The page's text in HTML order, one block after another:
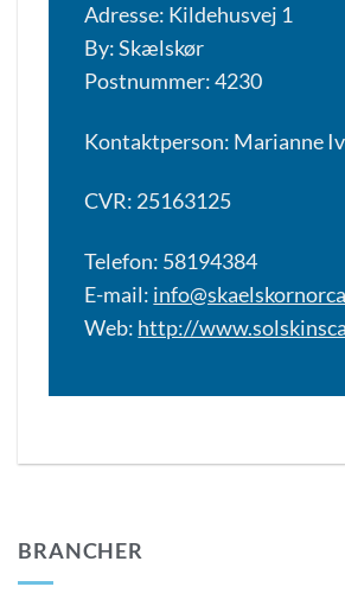
Adresse: Kildehusvej 1
By: Skælskør
Postnummer: 4230
Kontaktperson: Marianne
CVR: 25163125
Telefon: 58194384
E-mail:
Web: http://
BRANCHER